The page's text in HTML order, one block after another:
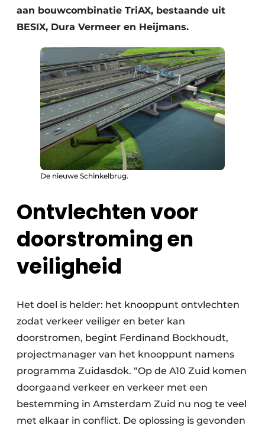
aan bouwcombinatie TriAX, bestaande uit
BESIX, Dura Vermeer en Heijmans.
De nieuwe Schinkelbrug.
Ontvlechten voor
doorstroming en
veiligheid
Het doel is helder: het knooppunt ontvlechten
zodat verkeer veiliger en beter kan
doorstromen, begint Ferdinand Bockhoudt,
projectmanager van het knooppunt namens
programma Zuidasdok. “Op de A10 Zuid komen
doorgaand verkeer en verkeer met een
bestemming in Amsterdam Zuid nu nog te veel
met elkaar in conflict. De oplossing is gevonden